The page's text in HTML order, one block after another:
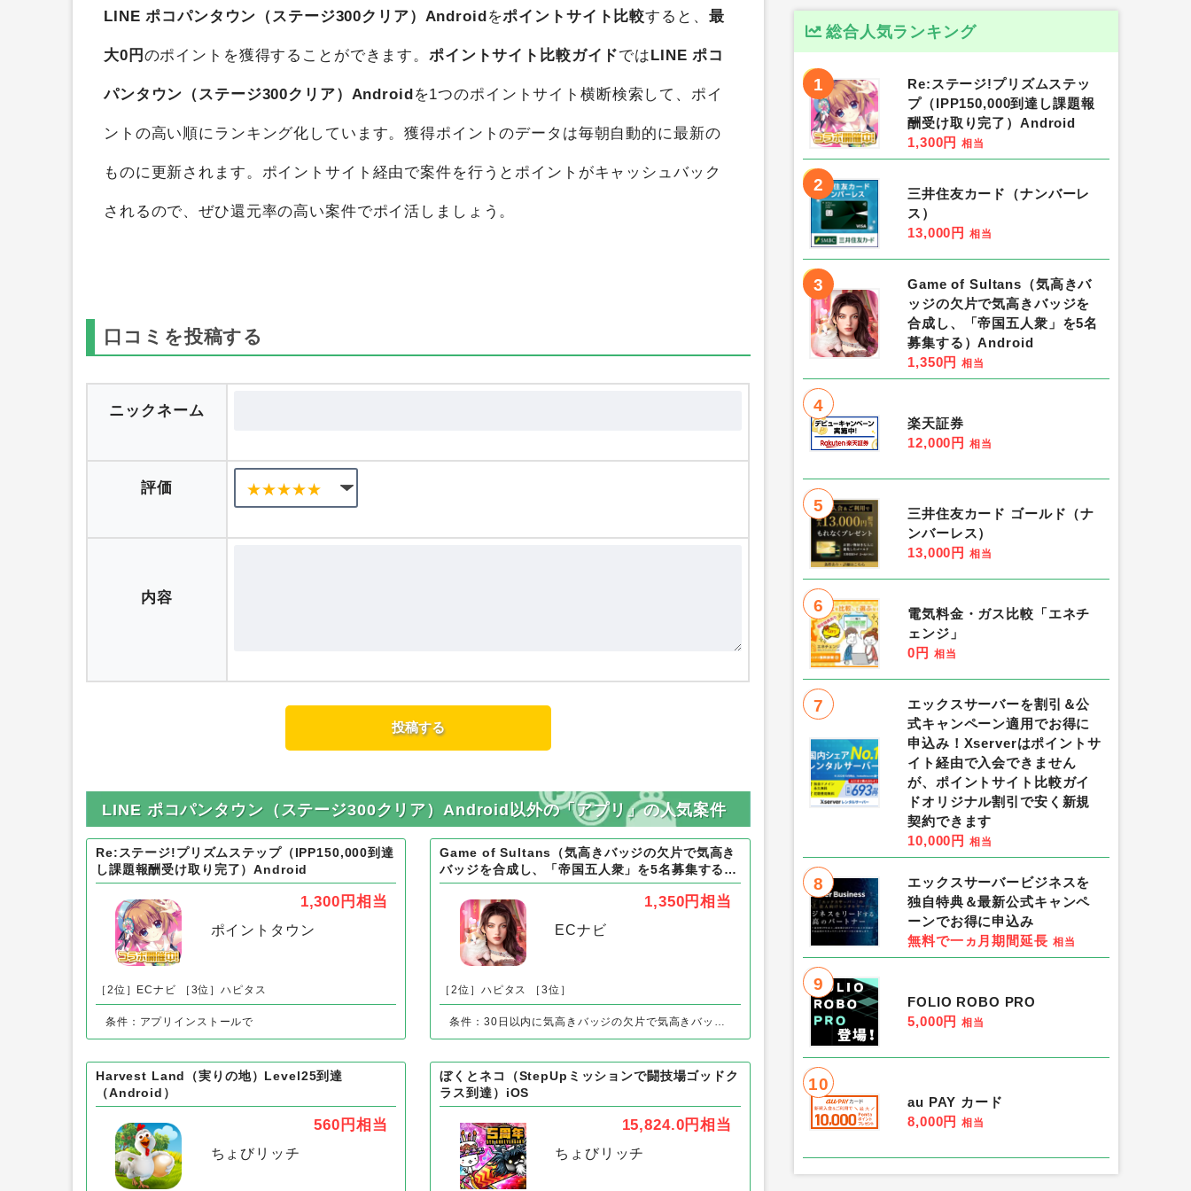
LINE ポコパンタウン（ステージ300クリア）Android を ポイントサイト比較 すると、 最
大0円 のポイントを獲得することができます。ポイントサイト比較ガイドでは LINE ポコ
パンタウン（ステージ300クリア）Androidを1つのポイントサイト横断検索して、ポイ
ントの高い順にランキング化しています。獲得ポイントのデータは毎朝自動的に最新の
口コミを投稿する
ニックネーム
内容
LINE ポコパンタウン（ステージ300クリア）Android以外の「アプリ」の人気案件
Re:ステージ!プリズムステップ（IPP150,000到達
し課題報酬受け取り完了）Android
ポイントタウン
［2位］ECナビ ［3位］ハピタス
条件：アプリインストールで
Game of Sultans（気高きバッジの欠片で気高き
バッジを合成し、「帝国五人衆」を5名募集する）
ECナビ
［2位］ハピタス ［3位］
条件：30日以内に気高きバッジの欠片で気高きバッジを合成し、「帝国五人衆」を5名募集する
Harvest Land（実りの地）Level25到達
（Android）
ぼくとネコ（StepUpミッションで闘技場ゴッドク
ラス到達）iOS
総合人気ランキング
1
Re:ステージ!プリズムステッ
プ（IPP150,000到達し課題報
酬受け取り完了）Android
1,300円 相当
2
三井住友カード（ナンバーレ
ス）
13,000円 相当
3
Game of Sultans（気高きバ
ッジの欠片で気高きバッジを
合成し、「帝国五人衆」を5名
募集する）Android
1,350円 相当
4
楽天証券
12,000円 相当
5
三井住友カード ゴールド（ナ
ンバーレス）
13,000円 相当
6
電気料金・ガス比較「エネチ
ェンジ」
0円 相当
7
エックスサーバーを割引＆公
式キャンペーン適用でお得に
申込み！Xserverはポイントサ
イト経由で入会できません
が、ポイントサイト比較ガイ
ドオリジナル割引で安く新規
契約できます
10,000円 相当
8
エックスサーバービジネスを
独自特典＆最新公式キャンペ
ーンでお得に申込み
無料で一ヵ月期間延長 相当
9
FOLIO ROBO PRO
5,000円 相当
10
au PAY カード
8,000円 相当